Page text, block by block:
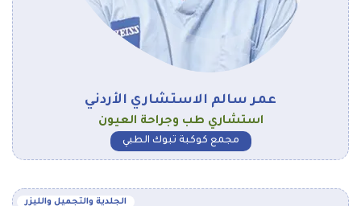
عمر سالم الاستشاري الأردني
استشاري طب وجراحة العيون
مجمع كوكبة تبوك الطبي
الجلدية والتجميل والليزر